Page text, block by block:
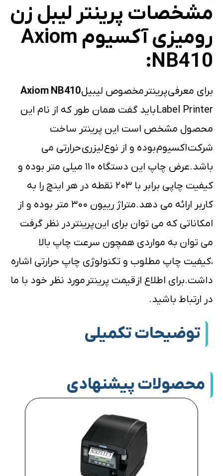
مشخصات پرینتر لیبل زن
رومیزی آکسیوم Axiom
NB410:
برای معرفی پرینتر مخصوص لیبیلAxiom NB410
Label Printer باید گفت همان طور که از نام این
محصول مشخص است این پرینتر ساخت
شرکت اکسیوم بوده و از نوع لیزری حرارتی می
باشد.عرض چاپ این دستگاه ۱۱۰ میلی متر بوده و
کیفیت چاپی برابر با ۲۰۳ نقطه در هر اینچ را به
کاربر ارائه می دهد.متراژ رییون ۳۰۰ متر بوده و از
امکاناتی که می توان برای این پرینتر در نظر گرفت
می توان به مواردی همچون سرعت چاپ بالا
،کیفیت چاپ مطلوب و تکنولوژی چاپ حرارتی اشاره
داشت.برای اطلاع از قیمت پرینتر مورد نظر خود با ما
در ارتباط باشید.
توضیحات تکمیلی
محصولات پیشنهادی